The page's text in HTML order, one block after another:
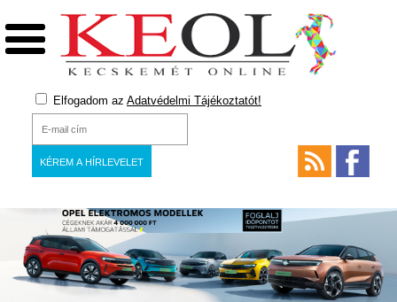
Elfogadom az Adatvédelmi Tájékoztatót!